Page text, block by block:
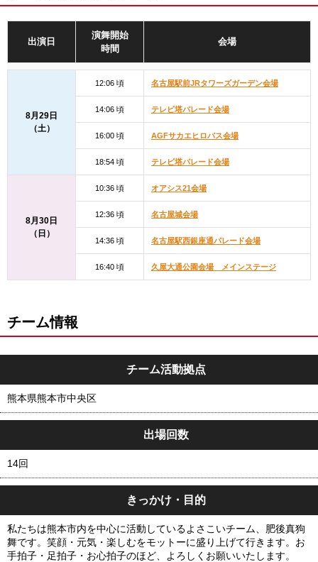
出演日
演舞開始
時間
会場
8月29日
（土）
12:06 頃 名古屋駅前JRタワーズガーデン会場
14:06 頃 テレビ塔パレード会場
16:00 頃 AGFサカエヒロバス会場
18:54 頃 テレビ塔パレード会場
8月30日
（日）
10:36 頃 オアシス21会場
12:36 頃 名古屋城会場
14:36 頃 名古屋駅西銀座通パレード会場
16:40 頃 久屋大通公園会場 メインステージ
チーム情報
チーム活動拠点
熊本県熊本市中央区
出場回数
14回
きっかけ・目的
私たちは熊本市内を中心に活動しているよさこいチーム、肥後真狗
舞です。笑顔・元気・楽しむをモットーに盛り上げて行きます。お
手拍子・足拍子・お心拍子のほど、よろしくお願いいたします。